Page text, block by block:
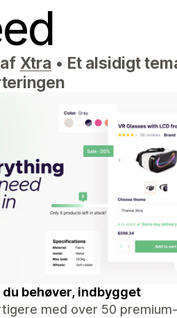
Xtra • Et alsidigt
behøver, indbygget
med over 50 premium-